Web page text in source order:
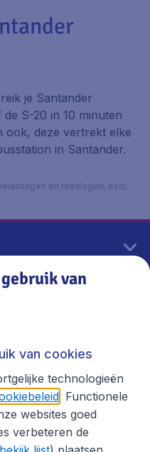
je Santander
S-20 in 10 minuten
ook, deze vertrekt elke
in Santander.
en toeslagen, excl.
van
van cookies
technologieën
. Functionele
websites goed
verbeteren de